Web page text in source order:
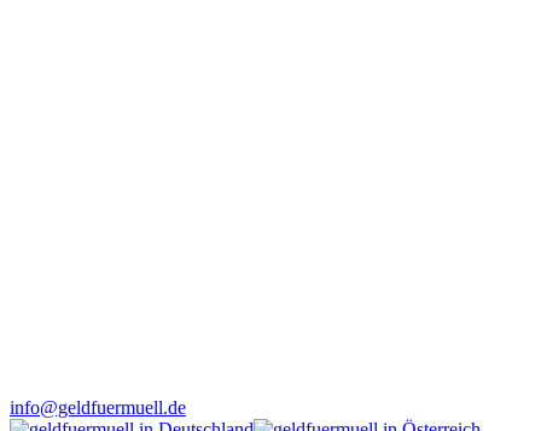
info@geldfuermuell.de